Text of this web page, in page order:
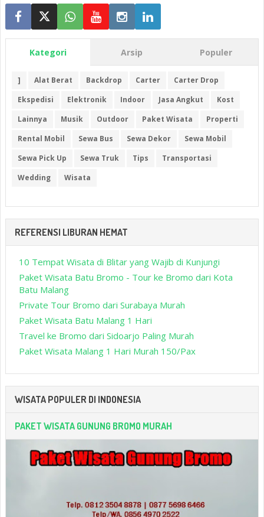
Kategori Arsip Populer
] Alat Berat Backdrop Carter
Carter Drop
Ekspedisi
Elektronik Indoor Jasa Angkut
Kost
Lainnya
Musik Outdoor Paket Wisata
Properti
Rental Mobil
Sewa Bus Sewa Dekor
Sewa Mobil
Sewa Pick Up
Sewa Truk Tips
Transportasi
Wedding
Wisata
REFERENSI LIBURAN HEMAT
10 Tempat Wisata di Blitar yang Wajib di Kunjungi
Paket Wisata Batu Bromo - Tour ke Bromo dari Kota
Batu Malang
Private Tour Bromo dari Surabaya Murah
Paket Wisata Batu Malang 1 Hari
Travel ke Bromo dari Sidoarjo Paling Murah
Paket Wisata Malang 1 Hari Murah 150/Pax
WISATA POPULER DI INDONESIA
PAKET WISATA GUNUNG BROMO MURAH